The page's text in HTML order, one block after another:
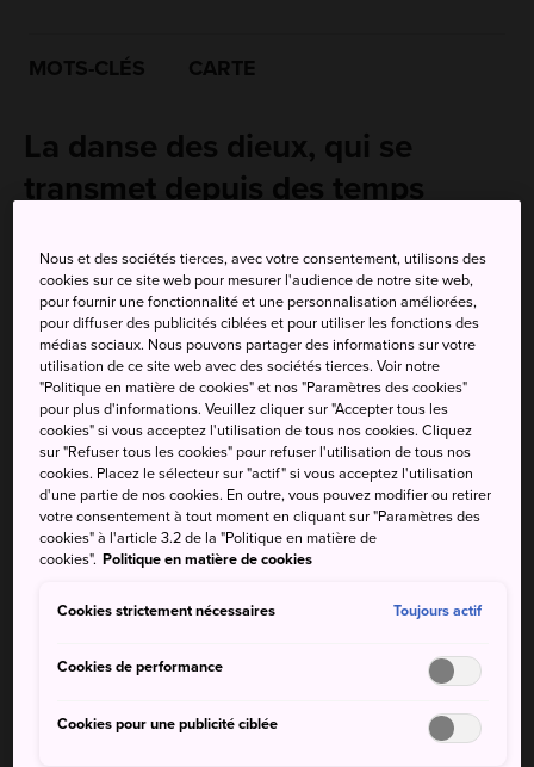
MOTS-CLÉS CARTE
La danse des dieux, qui se
transmet depuis des temps
La ville de Miyako, l'une des municipalités du district de
Keichiku, située à une heure au sud de Kitakyushu, se
consacre à la préservation du kagura. Cette ancienne
forme de musique et de danse shintoïste a été transmise
pendant des siècles par les personnes qui vivent et
travaillent dans la ville afin de remercier les dieux
gardiens locaux et de garantir une bonne récolte.
Chaque année, de fin avril à début mai, Miyako organise
un festival (souvent appelé "Shinkosai") accompagné de
kagura afin de prier pour la paix de la communauté et pour
est unique de cette région. C'est une occasion
part aux anciennes traditions de la région.
Nous et des sociétés tierces, avec votre consentement, utilisons des
cookies sur ce site web pour mesurer l'audience de notre site web,
pour fournir une fonctionnalité et une personnalisation améliorées,
pour diffuser des publicités ciblées et pour utiliser les fonctions des
médias sociaux. Nous pouvons partager des informations sur votre
utilisation de ce site web avec des sociétés tierces. Voir notre
"Politique en matière de cookies" et nos "Paramètres des cookies"
pour plus d'informations. Veuillez cliquer sur "Accepter tous les
cookies" si vous acceptez l'utilisation de tous nos cookies. Cliquez
sur "Refuser tous les cookies" pour refuser l'utilisation de tous nos
cookies. Placez le sélecteur sur "actif" si vous acceptez l'utilisation
d'une partie de nos cookies. En outre, vous pouvez modifier ou retirer
votre consentement à tout moment en cliquant sur "Paramètres des
cookies" à l'article 3.2 de la "Politique en matière de
cookies". Politique en matière de cookies
Cookies strictement nécessaires Toujours actif
Cookies de performance
Cookies pour une publicité ciblée